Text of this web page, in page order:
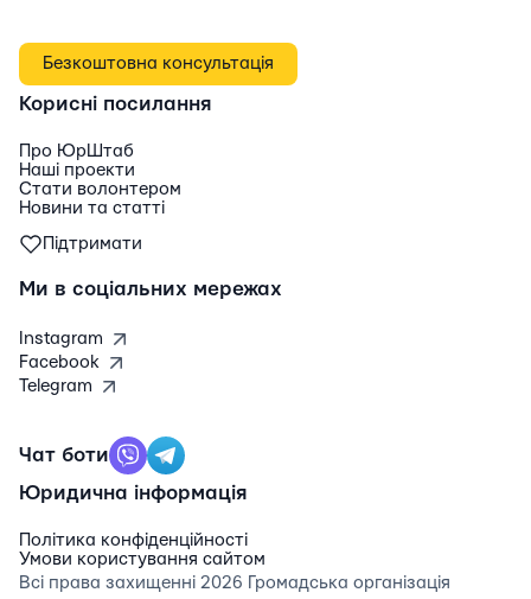
Безкоштовна консультація
Корисні посилання
Про ЮрШтаб
Наші проекти
Стати волонтером
Новини та статті
Підтримати
Ми в соціальних мережах
Instagram
Facebook
Telegram
Чат боти
Юридична інформація
Політика конфіденційності
Умови користування сайтом
Всі права захищенні 2026 Громадська організація